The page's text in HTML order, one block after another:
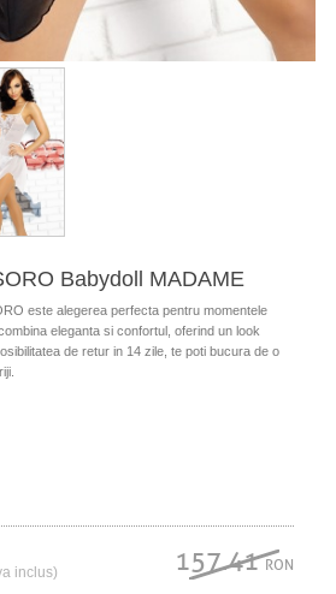
Babydoll MADAME
este alegerea perfecta pentru momentele
eleganta si confortul, oferind un look
de retur in 14 zile, te poti bucura de o
inclus) 157.41RON